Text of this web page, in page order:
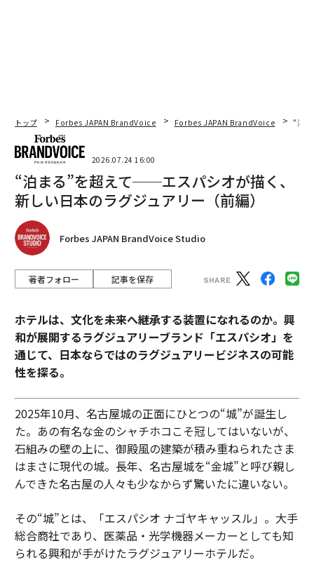
トップ Forbes JAPAN BrandVoice Forbes JAPAN BrandVoice “泊
2026.07.24 16:00
“泊まる”を超えて──エスパシオが描く、
新しい日本のラグジュアリー（前編）
Forbes JAPAN BrandVoice Studio
著者フォロー 記事を保存
ホテルは、文化を未来へ継承する装置になれるのか。興
和が展開するラグジュアリーブランド「エスパシオ」を
通じて、日本ならではのラグジュアリービジネスの可能
性を探る。
2025年10月、名古屋城の正面にひとつの“城”が誕生し
た。あの有名な金のシャチホコこそ冠してはいないが、
石組みの壁の上に、御殿風の建築が積み重ねられたさま
はまさに現代の城。長年、名古屋城を“金城”と呼び親し
んできた名古屋の人々も少なからず驚いたに違いない。
その“城”とは、「エスパシオ ナゴヤキャッスル」。大手
総合商社であり、医薬品・光学機器メーカーとしても知
られる興和が手がけたラグジュアリーホテルだ。